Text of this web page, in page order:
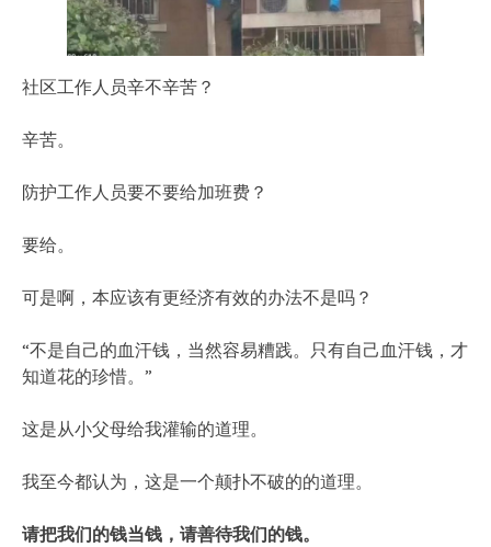
社区工作人员辛不辛苦？
辛苦。
防护工作人员要不要给加班费？
要给。
可是啊，本应该有更经济有效的办法不是吗？
“不是自己的血汗钱，当然容易糟践。只有自己血汗钱，才
知道花的珍惜。”
这是从小父母给我灌输的道理。
我至今都认为，这是一个颠扑不破的的道理。
请把我们的钱当钱，请善待我们的钱。